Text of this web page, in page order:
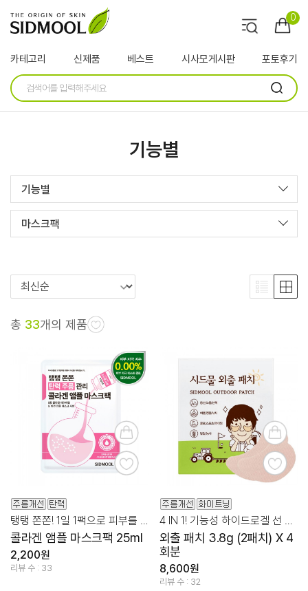
0
카테고리 신제품 베스트 시사모게시판 포토후기
기능별
기능별
마스크팩
총 33개의 제품
콜라겐 앰플 마스크팩 25ml
2,200원
리뷰 수 : 33
외출 패치 3.8g (2패치) X 4
회분
8,600원
리뷰 수 : 32